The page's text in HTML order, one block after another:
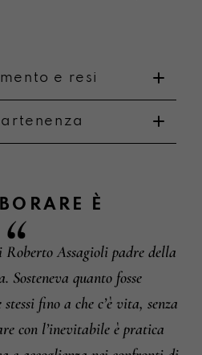
e resi
e resi
È
Assagioli padre della
Sosteneva quanto fosse
fino a che c’è vita, senza
con l’inevitabile è pratica